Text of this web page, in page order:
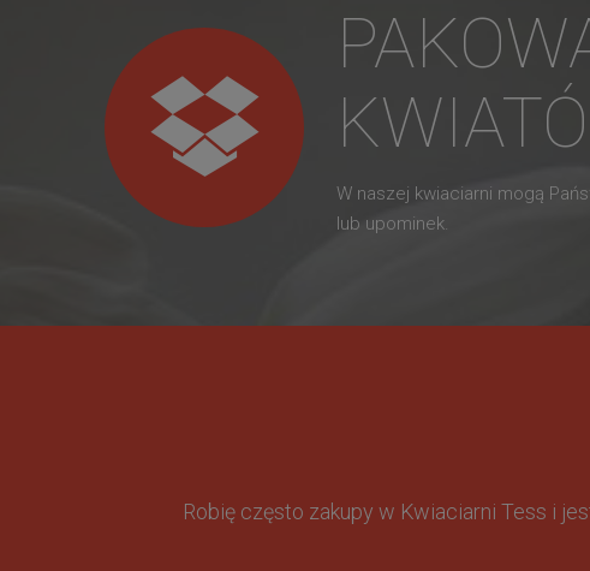
W naszej kwiaciarni mogą
lub upominek.
Robię często zakupy w Kwiaciarni Tess i